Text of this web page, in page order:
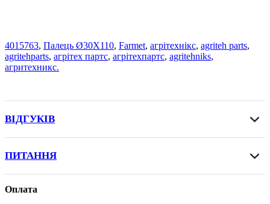
4015763, Палець Ø30X110, Farmet, агрітехнікс, agriteh parts,
agritehparts, агрітех партс, агрітехпартс, agritehniks,
агритехникс.
ВІДГУКІВ
ПИТАННЯ
Оплата